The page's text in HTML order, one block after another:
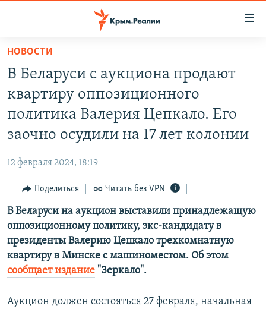
Вернуться
основному
содержанию
Вернутся
главной
Вернутся
поиску
СПЕЦПРОЕКТЫ
КАРТА ВОЕННЫХ ОБЪЕКТОВ КРЫМА
ВОДА
ИНТЕРАКТИВ
ИНФОГРАФИКА
ТЕЛЕПРОЕКТ КРЫМ.РЕАЛИИ
СОВЕТЫ ПРАВОЗАЩИТНИКОВ
ПРОПАВШИЕ БЕЗ ВЕСТИ
ПОБЕДИТЕЛЕЙ НЕ СУДЯТ?
КРЫМ.НЕПОКОРЕННЫЙ
РАДІО СВОБОДА
КАК ОБОЙТИ БЛОКИРОВКУ
Українською
Qırımtatar
ПРИСОЕДИНЯЙТЕСЬ!
НОВОСТИ
В Беларуси с аукциона продают
квартиру оппозиционного
политика Валерия Цепкало. Его
заочно осудили на 17 лет колонии
12 февраля 2024, 18:19
Поделиться Читать без VPN
В Беларуси на аукцион выставили принадлежащую
оппозиционному политику, экс-кандидату в
президенты Валерию Цепкало трехкомнатную
квартиру в Минске с машиноместом. Об этом
сообщает издание "Зеркало".
Аукцион должен состояться 27 февраля, начальная